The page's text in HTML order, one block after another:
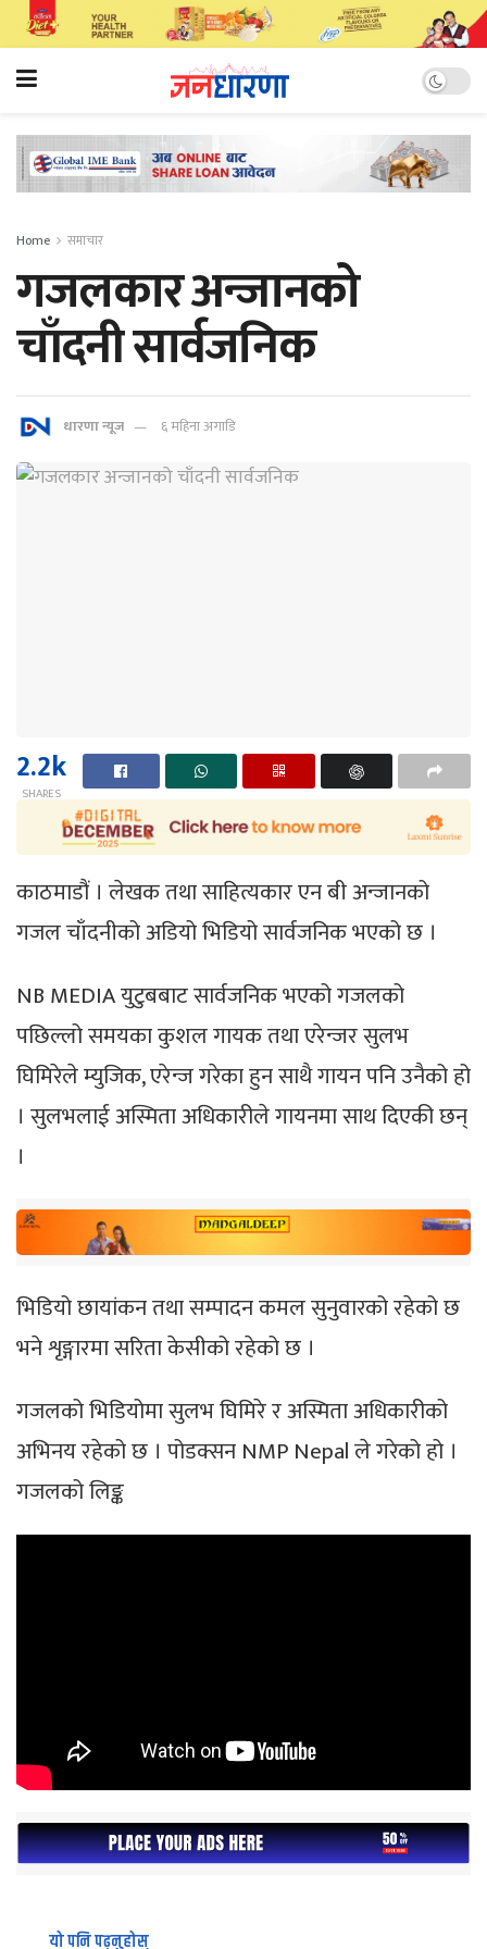
Home समाचार
गजलकार अन्जानको
चाँदनी सार्वजनिक
धारणा न्यूज ६ महिना अगाडि
2.2k
SHARES
काठमाडौं । लेखक तथा साहित्यकार एन बी अन्जानको
गजल चाँदनीको अडियो भिडियो सार्वजनिक भएको छ ।
NB MEDIA युटुबबाट सार्वजनिक भएको गजलको
पछिल्लो समयका कुशल गायक तथा एरेन्जर सुलभ
घिमिरेले म्युजिक, एरेन्ज गरेका हुन साथै गायन पनि उनैको हो
। सुलभलाई अस्मिता अधिकारीले गायनमा साथ दिएकी छन्
।
भिडियो छायांकन तथा सम्पादन कमल सुनुवारको रहेको छ
भने शृङ्गारमा सरिता केसीको रहेको छ ।
गजलको भिडियोमा सुलभ घिमिरे र अस्मिता अधिकारीको
अभिनय रहेको छ । पोडक्सन NMP Nepal ले गरेको हो ।
गजलको लिङ्क
यो पनि पढ्नुहोस्